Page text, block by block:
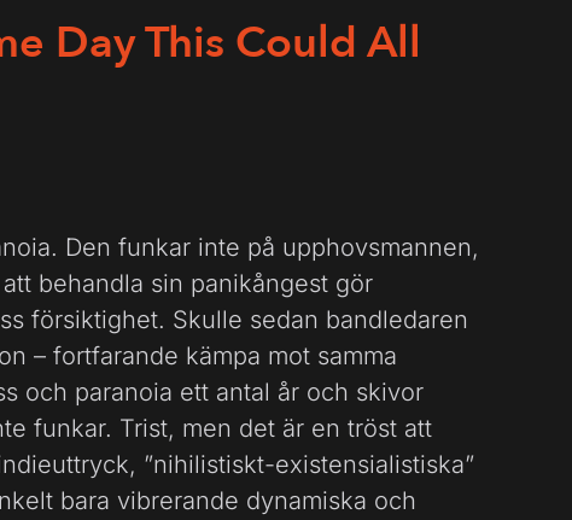
Day This Could All
Den funkar inte på upphovsmannen,
behandla sin panikångest gör
försiktighet. Skulle sedan bandledaren
– fortfarande kämpa mot samma
och paranoia ett antal år och skivor
funkar. Trist, men det är en tröst att
”nihilistiskt-existensialistiska”
bara vibrerande dynamiska och